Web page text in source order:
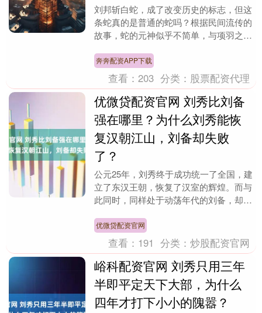
刘邦斩白蛇，成了改变历史的标志，但这
条蛇真的是普通的蛇吗？根据民间流传的
故事，蛇的元神似乎不简单，与项羽之间
时候学过剑术，却....
奔奔配资APP下载
查看：203 分类： 股票配资代理
优微贷配资官网 刘秀比刘备
强在哪里？为什么刘秀能恢
复汉朝江山，刘备却失败
了？
公元25年，刘秀终于成功统一了全国，建
立了东汉王朝，恢复了汉室的辉煌。而与
此同时，同样处于动荡年代的刘备，却在
只留下了一块偏....
优微贷配资官网
查看： 191 分类：炒股配资官网
峪科配资官网 刘秀只用三年
半即平定天下大部，为什么
四年才打下小小的隗嚣？